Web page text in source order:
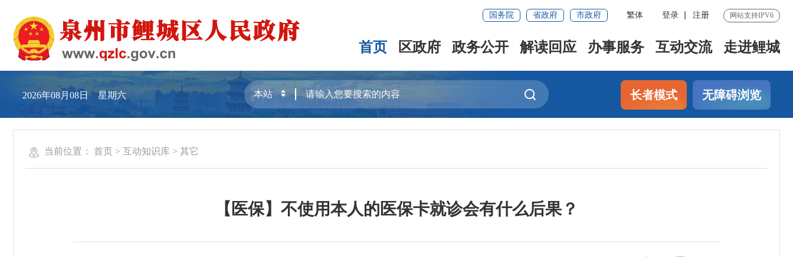
国务院 省政府 市政府 繁体 登录 注册 网站支持IPV6
首页 区政府 政务公开 解读回应 办事服务 互动交流 走进鲤城
2026年08月08日 星期六 长者模式 无障碍浏览
当前位置： 首页 > 互动知识库 > 其它
【医保】不使用本人的医保卡就诊会有什么后果？